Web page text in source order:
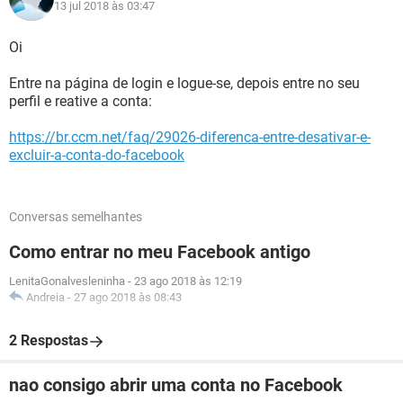
13 jul 2018 às 03:47
Oi
Entre na página de login e logue-se, depois entre no seu
perfil e reative a conta:
https://br.ccm.net/faq/29026-diferenca-entre-desativar-e-
excluir-a-conta-do-facebook
Conversas semelhantes
Como entrar no meu Facebook antigo
LenitaGonalvesleninha - 23 ago 2018 às 12:19
Andreia - 27 ago 2018 às 08:43
2 Respostas
nao consigo abrir uma conta no Facebook